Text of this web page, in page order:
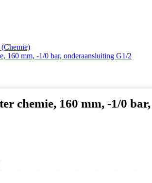
160 mm, -1/0 bar, onderaansluiting G1/2
chemie, 160 mm, -1/0